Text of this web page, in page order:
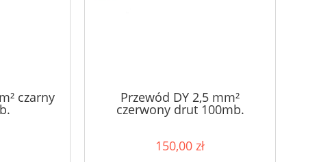
czarny Przewód DY 2,5 mm²
czerwony drut 100mb.
150,00 zł